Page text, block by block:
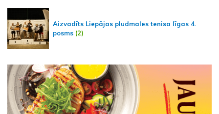
Aizvadīts Liepājas pludmales tenisa līgas 4.
posms (2)